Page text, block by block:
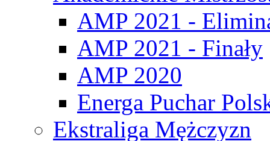
AMP 2021 -
AMP 2021 - Finały
AMP 2020
Energa Puchar
Ekstraliga Mężczyzn